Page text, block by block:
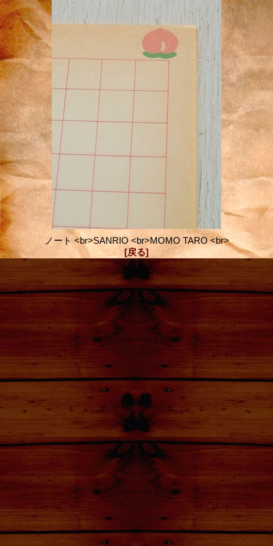
ノート <br>SANRIO <br>MOMO TARO <br>
[戻る]